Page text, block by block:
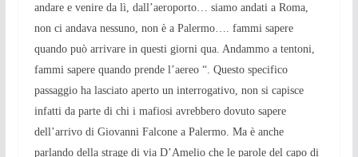
andare e venire da lì, dall’aeroporto… siamo andati a Roma,
non ci andava nessuno, non è a Palermo…. fammi sapere
quando può arrivare in questi giorni qua. Andammo a tentoni,
fammi sapere quando prende l’aereo “. Questo specifico
passaggio ha lasciato aperto un interrogativo, non si capisce
infatti da parte di chi i mafiosi avrebbero dovuto sapere
dell’arrivo di Giovanni Falcone a Palermo. Ma è anche
parlando della strage di via D’Amelio che le parole del capo di